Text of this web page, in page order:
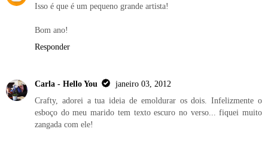
Isso é que é um pequeno grande artista!
Bom ano!
Responder
Carla - Hello You
janeiro 03, 2012
Crafty, adorei a tua ideia de emoldurar os dois. Infelizmente o
esboço do meu marido tem texto escuro no verso... fiquei muito
zangada com ele!